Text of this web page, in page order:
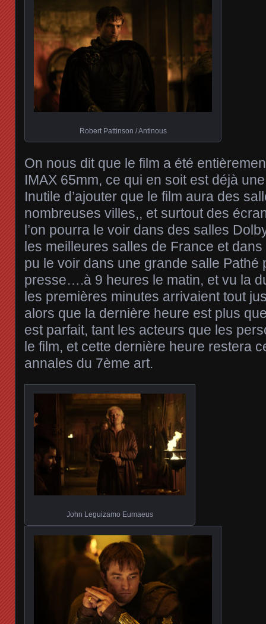
Robert Pattinson / Antinous
On nous dit que le film a été
IMAX 65mm, ce qui en soit est déjà
Inutile d’ajouter que le film aura des
nombreuses villes,, et surtout des
l’on pourra le voir dans des salles
les meilleures salles de France et dans
pu le voir dans une grande salle Pathé
presse….à 9 heures le matin, et vu la
les premières minutes arrivaient tout
alors que la dernière heure est plus
est parfait, tant les acteurs que les
le film, et cette dernière heure restera
annales du 7ème art.
John Leguizamo Eumaeus